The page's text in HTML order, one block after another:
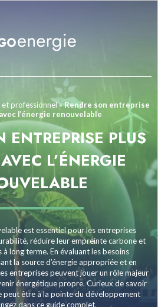
et professionnel»Rendre son entreprise
l’énergie renouvelable
ENTREPRISE PLUS
L’ÉNERGIE
est essentiel pour les entreprises
réduire leur empreinte carbone et
long terme. En évaluant les besoins
la source d’énergie appropriée et en
entreprises peuvent jouer un rôle majeur
énergétique propre. Curieux de savoir
être à la pointe du développement
dans ce guide complet.